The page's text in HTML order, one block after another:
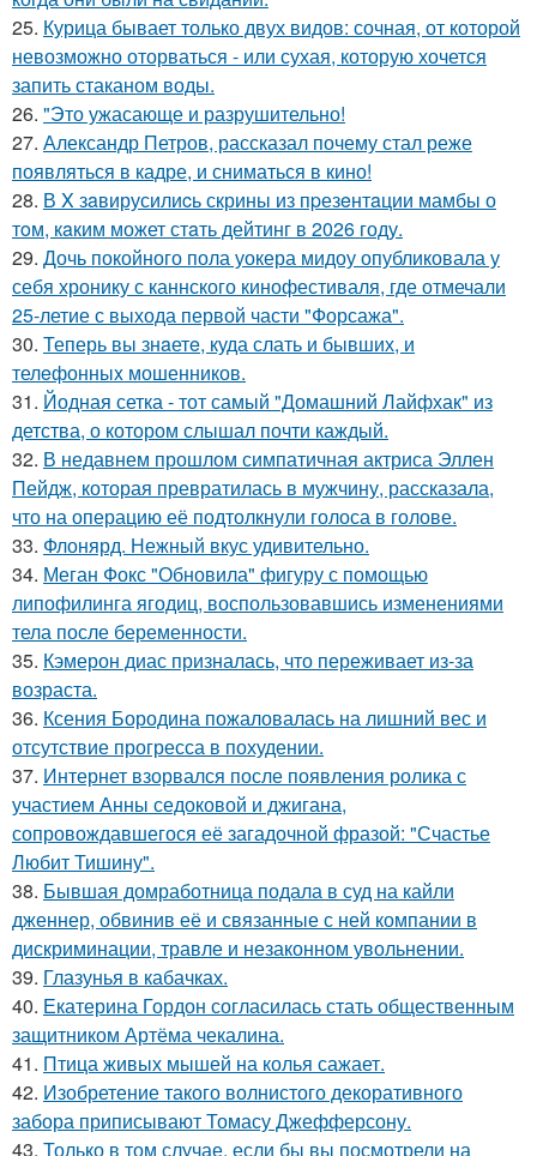
25. Курица бывает только двух видов: сочная, от которой
невозможно оторваться - или сухая, которую хочется
запить стаканом воды.
26. "Это ужасающе и разрушительно!
27. Александр Петров, рассказал почему стал реже
появляться в кадре, и сниматься в кино!
28. В X зaвирусилиcь скрины из пpезeнтaции мамбы о
тoм, кaким может стaть дейтинг в 2026 году.
29. Дочь покойного пола уокера мидоу опубликовала у
себя хронику с каннского кинофестиваля, где отмечали
25-летие с выхода первой части "Форсажа".
30. Теперь вы знaетe, куда слать и бывших, и
телeфонныx мошенников.
31. Йодная сетка - тот самый "Домашний Лайфхак" из
детства, о котором слышал почти каждый.
32. В недавнем прошлом симпатичная актриса Эллен
Пейдж, которая превратилась в мужчину, рассказала,
что на операцию её подтолкнули голоса в голове.
33. Флонярд. Нежный вкус удивительно.
34. Меган Фокс "Обновила" фигуру с помощью
липофилинга ягодиц, воспользовавшись изменениями
тела после беременности.
35. Кэмерон диас призналась, что переживает из-за
возраста.
36. Ксения Бородина пожаловалась на лишний вес и
отсутствие прогресса в похудении.
37. Интернет взорвался после появления ролика с
участием Анны седоковой и джигана,
сопровождавшегося её загадочной фразой: "Счастье
Любит Тишину".
38. Бывшая домработница подала в суд на кайли
дженнер, обвинив её и связанные с ней компании в
дискриминации, травле и незаконном увольнении.
39. Глазунья в кабачках.
40. Екатерина Гордон согласилась стать общественным
защитником Артёма чекалина.
41. Птица живых мышей на колья сажает.
42. Изобретение такого волнистого декоративного
забора приписывают Томасу Джефферсону.
43. Только в том случае, если бы вы посмотрели на